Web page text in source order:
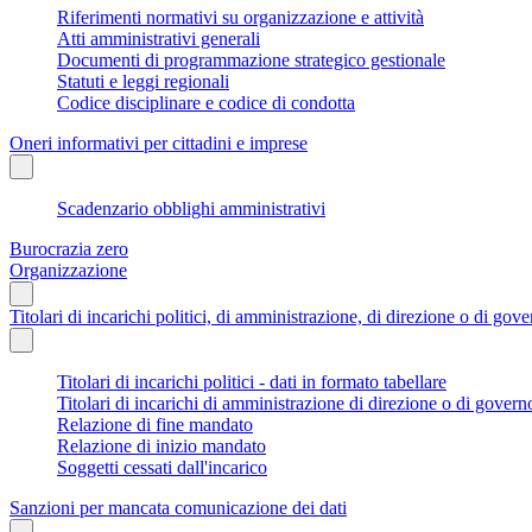
Riferimenti normativi su organizzazione e attività
Atti amministrativi generali
Documenti di programmazione strategico gestionale
Statuti e leggi regionali
Codice disciplinare e codice di condotta
Oneri informativi per cittadini e imprese
Scadenzario obblighi amministrativi
Burocrazia zero
Organizzazione
Titolari di incarichi politici, di amministrazione, di direzione o di
Titolari di incarichi politici - dati in formato tabellare
Titolari di incarichi di amministrazione di direzione o di
Relazione di fine mandato
Relazione di inizio mandato
Soggetti cessati dall'incarico
Sanzioni per mancata comunicazione dei dati